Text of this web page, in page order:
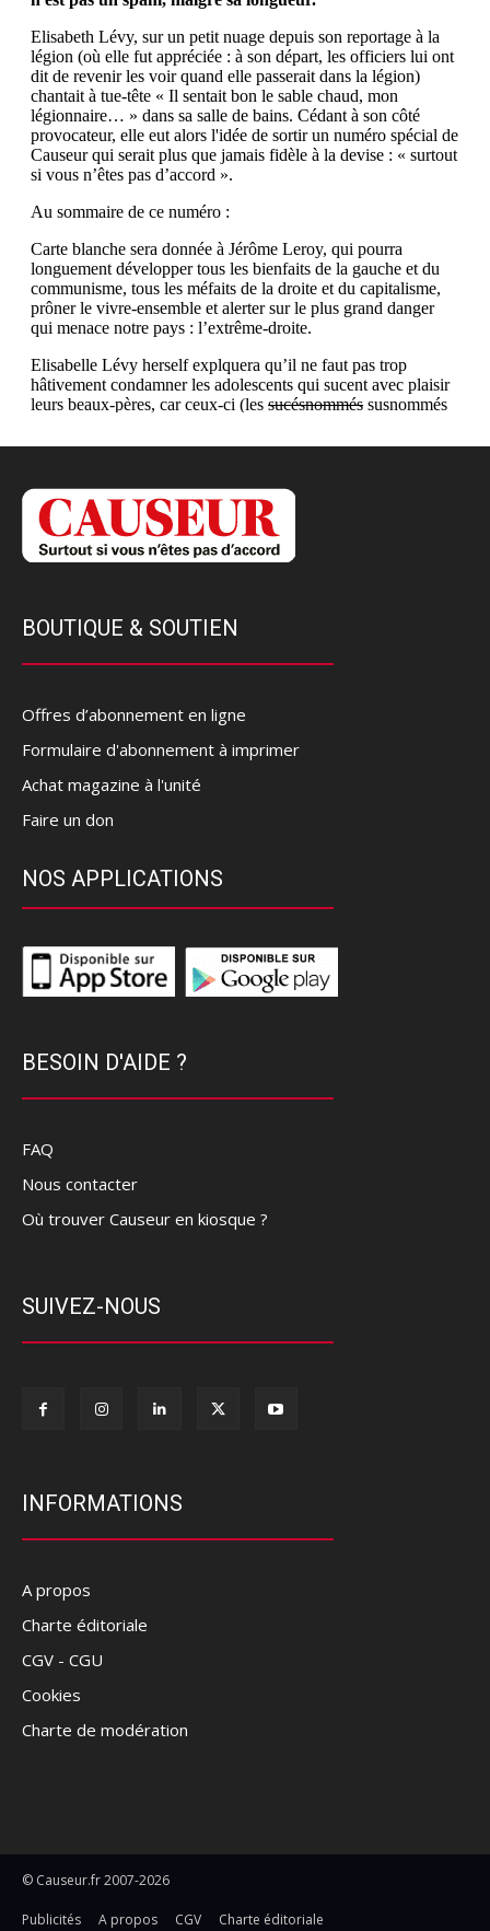
BOUTIQUE & SOUTIEN
Offres d’abonnement en ligne
Formulaire d'abonnement à imprimer
Achat magazine à l'unité
Faire un don
NOS APPLICATIONS
BESOIN D'AIDE ?
FAQ
Nous contacter
Où trouver Causeur en kiosque ?
SUIVEZ-NOUS
INFORMATIONS
A propos
Charte éditoriale
CGV - CGU
Cookies
Charte de modération
© Causeur.fr 2007-2026
Publicités A propos CGV Charte éditoriale